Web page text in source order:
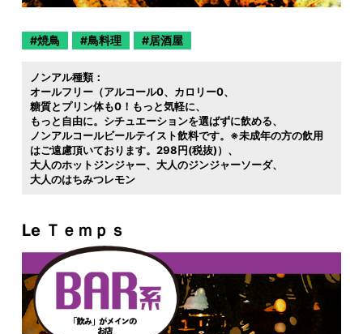
焼鳥 鳥料理 居酒屋
ノンアル種類：
オールフリー（アルコール0
カロリー0
糖質とプリン体も0！もっと気軽に
もっと自由に。シチュエーションを選ばずに飲める
ノンアルコールビールテイスト飲料です。※未成年の方の飲用
はご遠慮頂いております。298円(税抜)）
大人のホットジンジャー
大人のジンジャーソーダ
大人のはちみつレモン
Le Ｔｅｍｐｓ